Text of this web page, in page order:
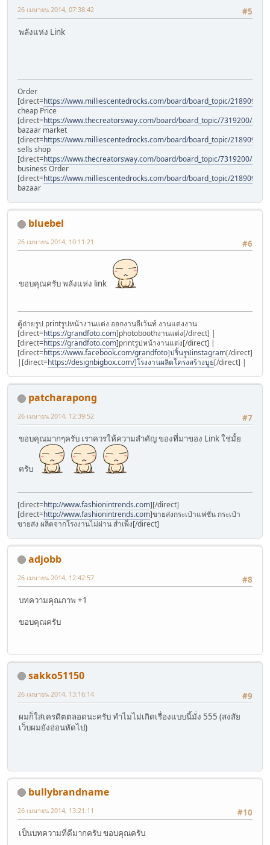
#5
26 เมษายน 2014, 07:38:42
พลังแห่ง Link
Order
[direct=https://www.milliescentedrocks.com/board/board_topic/2189097/
cheap Price
[direct=https://www.thecreatorsway.com/board/board_topic/7319200/
bazaar market
[direct=https://www.milliescentedrocks.com/board/board_topic/2189097/
sells shop
[direct=https://www.thecreatorsway.com/board/board_topic/7319200/
business Order
[direct=https://www.milliescentedrocks.com/board/board_topic/2189097/
bazaar
bluebel
#6
26 เมษายน 2014, 10:11:21
ขอบคุณครับ พลังแห่ง link
ตู้ถ่ายรูป printรูปหน้างานแต่ง ออกงานอีเว้นท์ งานแต่งงาน
[direct=https://grandfoto.com]photoboothงานแต่ง[/direct] |
[direct=https://grandfoto.com]printรูปหน้างานแต่ง[/direct] |
[direct=https://www.facebook.com/grandfoto]ปริ้นรูปinstagram[/direct]
|[direct=https://designbigbox.com/]โรงงานผลิตโครงสร้างบูธ[/direct] |
patcharapong
#7
26 เมษายน 2014, 12:39:52
ขอบคุณมากๆครับ เราควรให้ความสำคัญ ของที่มาของ Link ใช่มั้ย
ครับ
[direct=http://www.fashionintrends.com][/direct]
[direct=http://www.fashionintrends.com]ขายส่งกระเป๋าแฟชั่น กระเป๋า
ขายส่ง ผลิตจากโรงงานไม่ผ่าน สำเพ็ง[/direct]
adjobb
#8
26 เมษายน 2014, 12:42:57
บทความคุณภาพ +1
ขอบคุณครับ
sakko51150
#9
26 เมษายน 2014, 13:16:14
ผมก็ใส่เครดิตตลอดนะครับ ทำไมไม่เกิดเรื่องแบบนี้มั่ง 555 (สงสัย
เว็บผมยังอ่อนหัดไป)
bullybrandname
#10
26 เมษายน 2014, 13:21:11
เป็นบทความที่ดีมากครับ ขอบคุณครับ